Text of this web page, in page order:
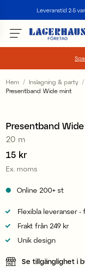
Leveranstid 2-5
Välj språk
Hem Inslagning & party
Presentband Wide mint
Presentband
20 m
Pris:15 kr
15 kr
Ex. moms
Online 200+ st
Flexibla leveranser
Frakt från 249 kr
Unik design
Se tillgänglighet i